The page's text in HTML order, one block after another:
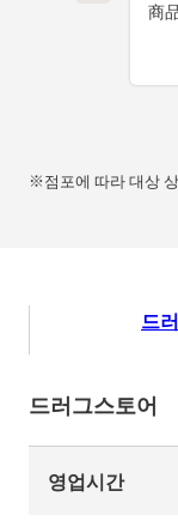
※점포에 따라 대상
드
드러그스토어
영업시간